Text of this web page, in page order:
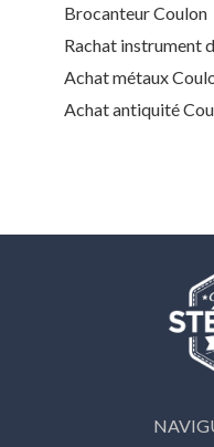
Brocanteur Coulon
Rachat instrument
Achat métaux
Achat antiquité